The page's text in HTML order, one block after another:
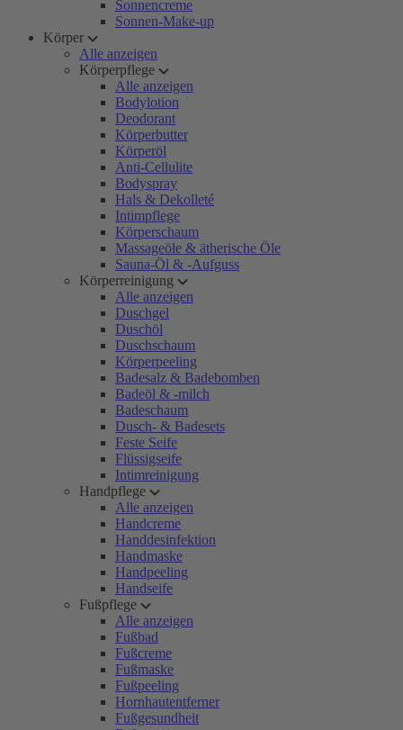
Sonnencreme
Sonnen-Make-up
Körper
Alle anzeigen
Körperpflege
Alle anzeigen
Bodylotion
Deodorant
Körperbutter
Körperöl
Anti-Cellulite
Bodyspray
Hals & Dekolleté
Intimpflege
Körperschaum
Massageöle & ätherische Öle
Sauna-Öl & -Aufguss
Körperreinigung
Alle anzeigen
Duschgel
Duschöl
Duschschaum
Körperpeeling
Badesalz & Badebomben
Badeöl & -milch
Badeschaum
Dusch- & Badesets
Feste Seife
Flüssigseife
Intimreinigung
Handpflege
Alle anzeigen
Handcreme
Handdesinfektion
Handmaske
Handpeeling
Handseife
Fußpflege
Alle anzeigen
Fußbad
Fußcreme
Fußmaske
Fußpeeling
Hornhautentferner
Fußgesundheit